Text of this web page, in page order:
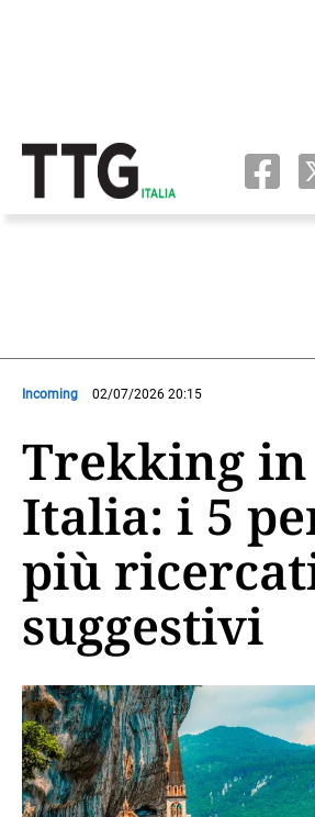
Incoming 02/07/2026 20:15
Trekking in
Italia: i 5
più
suggestivi